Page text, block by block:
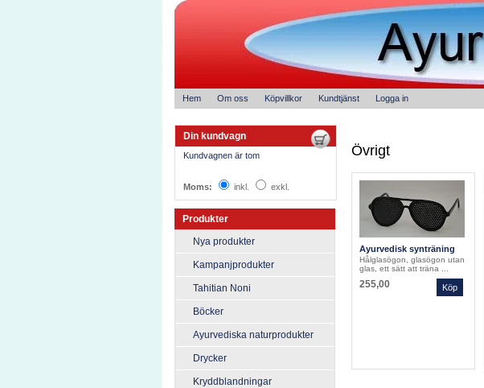
Hem Om oss Köpvillkor Kundtjänst Logga in
Din kundvagn
Kundvagnen är tom
Moms: inkl. exkl.
Produkter
Nya produkter
Kampanjprodukter
Tahitian Noni
Böcker
Ayurvediska naturprodukter
Drycker
Kryddblandningar
Övrigt
Ayurvedisk synträning
Hålglasögon, glasögon utan
glas, ett sätt att träna ...
255,00